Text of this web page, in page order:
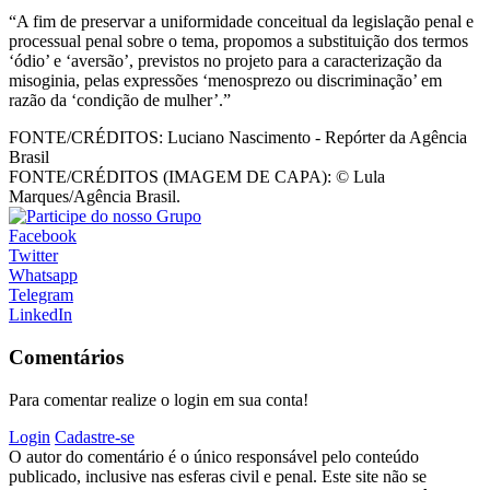
“A fim de preservar a uniformidade conceitual da legislação penal e
processual penal sobre o tema, propomos a substituição dos termos
‘ódio’ e ‘aversão’, previstos no projeto para a caracterização da
misoginia, pelas expressões ‘menosprezo ou discriminação’ em
razão da ‘condição de mulher’.”
FONTE/CRÉDITOS: Luciano Nascimento - Repórter da Agência
Brasil
FONTE/CRÉDITOS (IMAGEM DE CAPA): © Lula
Marques/Agência Brasil.
Facebook
Twitter
Whatsapp
Telegram
LinkedIn
Comentários
Para comentar realize o login em sua conta!
Login Cadastre-se
O autor do comentário é o único responsável pelo conteúdo
publicado, inclusive nas esferas civil e penal. Este site não se